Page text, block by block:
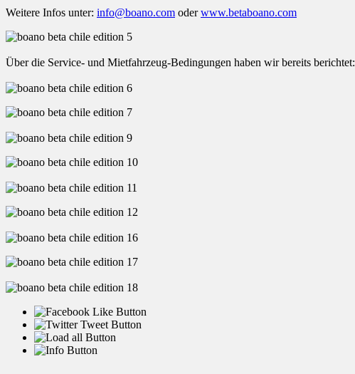
Weitere Infos unter: info@boano.com oderwww.betaboano.com
Über die Service- und Mietfahrzeug-Bedingungen haben wir bereits berichtet: